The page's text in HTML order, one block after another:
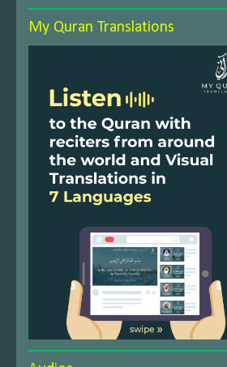
My Quran Translations